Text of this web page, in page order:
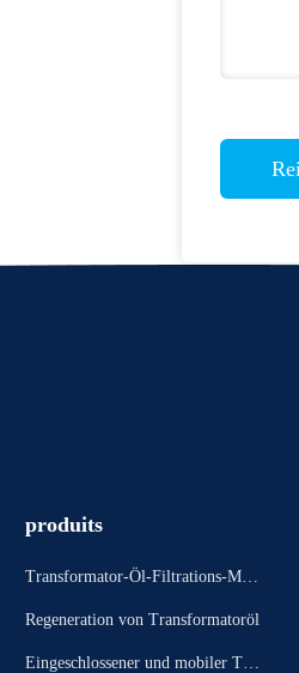
produits
Transformator-Öl-Filtrations-Masc
Regeneration von Transformatoröl
Eingeschlossener und mobiler Tran